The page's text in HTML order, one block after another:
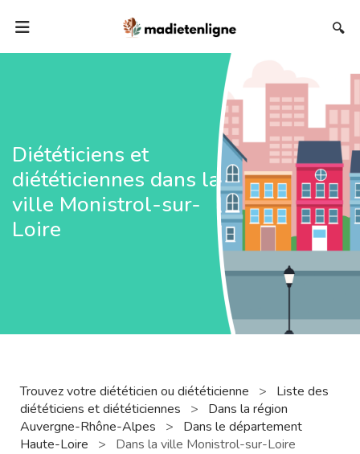
🔍
Diététiciens et
diététiciennes dans la
ville Monistrol-sur-
Loire
Trouvez votre diététicien ou diététicienne >
Liste des
diététiciens et diététiciennes
>
Dans la région
Auvergne-Rhône-Alpes
>
Dans le département
Haute-Loire
> Dans la ville Monistrol-sur-Loire